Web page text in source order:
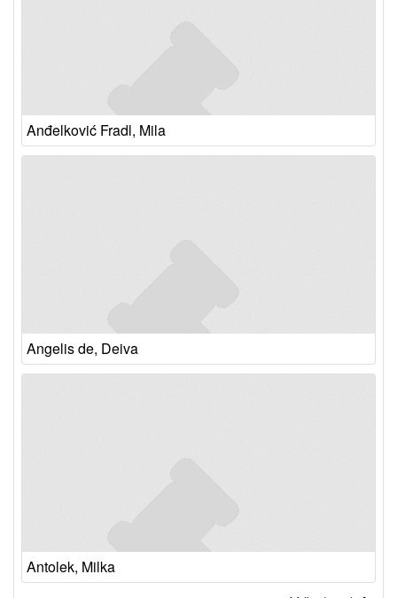
Anđelković Fradl, Mila
Angelis de, Deiva
Antolek, Milka